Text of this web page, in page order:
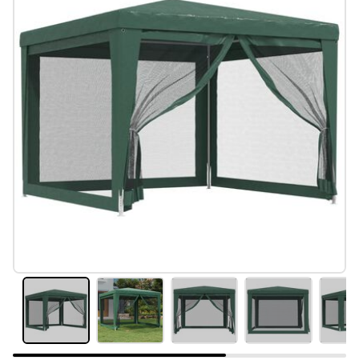
#sharemevidaxl